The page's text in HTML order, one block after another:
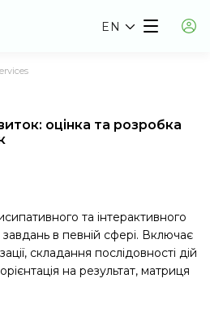
EN
оцінка та розробка
та інтерактивного
в певній сфері. Включає
складання послідовності дій
на результат, матриця